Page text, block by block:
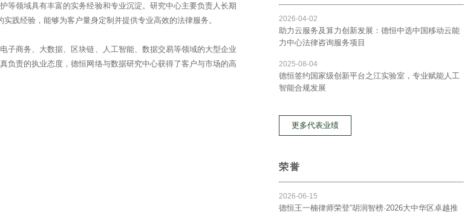
等领域具有丰富的实务经验和专业沉淀。研究中心主要负责人长期
践经验，能够为客户量身定制并提供专业高效的法律服务。
子商务、大数据、区块链、人工智能、数据交易等领域的大型企业
负责的执业态度，德恒网络与数据研究中心获得了客户与市场的高
2026-04-02
助力云服务及算力创新发展：德恒中选中国移动云能
力中心法律咨询服务项目
2025-08-04
德恒签约国家级创新平台之江实验室，专业赋能人工
智能合规发展
更多代表业绩
荣誉
2026-06-15
德恒王一楠律师荣登“胡润智榜·2026大中华区卓越推